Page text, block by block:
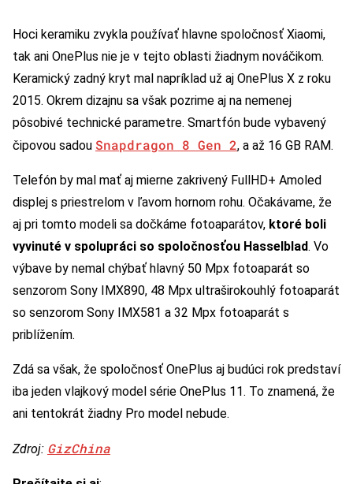
Hoci keramiku zvykla používať hlavne spoločnosť Xiaomi,
tak ani OnePlus nie je v tejto oblasti žiadnym nováčikom.
Keramický zadný kryt mal napríklad už aj OnePlus X z roku
2015. Okrem dizajnu sa však pozrime aj na nemenej
pôsobivé technické parametre. Smartfón bude vybavený
čipovou sadou Snapdragon 8 Gen 2, a až 16 GB RAM.
Telefón by mal mať aj mierne zakrivený FullHD+ Amoled
displej s priestrelom v ľavom hornom rohu. Očakávame, že
aj pri tomto modeli sa dočkáme fotoaparátov, ktoré boli
vyvinuté v spolupráci so spoločnosťou Hasselblad. Vo
výbave by nemal chýbať hlavný 50 Mpx fotoaparát so
senzorom Sony IMX890, 48 Mpx ultraširokouhlý fotoaparát
so senzorom Sony IMX581 a 32 Mpx fotoaparát s
priblížením.
Zdá sa však, že spoločnosť OnePlus aj budúci rok predstaví
iba jeden vlajkový model série OnePlus 11. To znamená, že
ani tentokrát žiadny Pro model nebude.
Zdroj: GizChina